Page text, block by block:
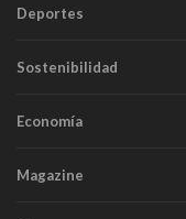
Deportes
Sostenibilidad
Economía
Magazine